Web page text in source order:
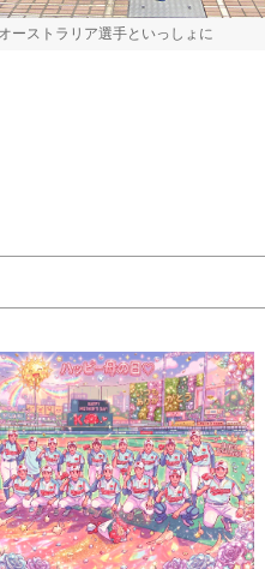
ーストラリア選手といっしょに